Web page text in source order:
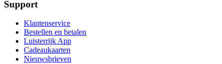
Support
Klantenservice
Bestellen en betalen
Luisterrijk App
Cadeaukaarten
Nieuwsbrieven